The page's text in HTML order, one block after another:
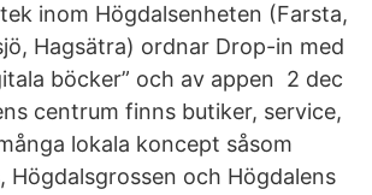
inom Högdalsenheten (Farsta,
Hagsätra) ordnar Drop-in med
böcker” och av appen 2 dec
centrum finns butiker, service,
lokala koncept såsom
Högdalsgrossen och Högdalens